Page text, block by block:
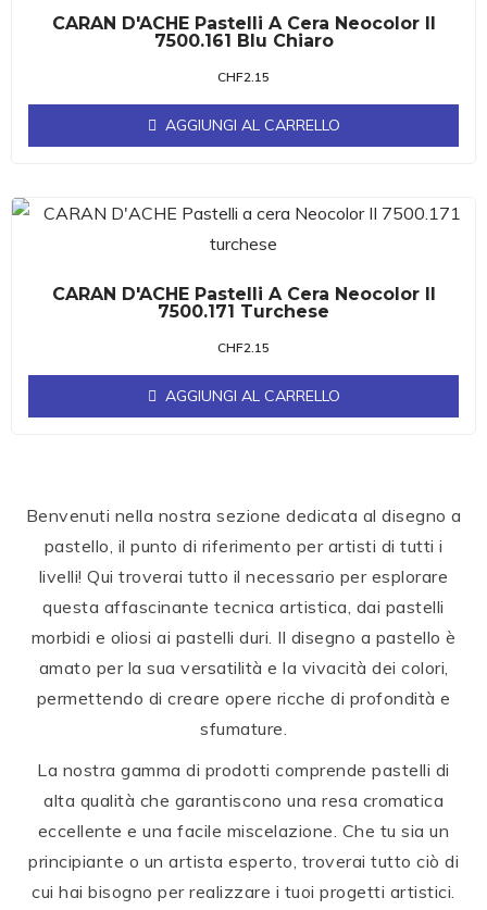
CARAN D'ACHE Pastelli A Cera Neocolor II
7500.161 Blu Chiaro
CHF2.15
AGGIUNGI AL CARRELLO
CARAN D'ACHE Pastelli A Cera Neocolor II
7500.171 Turchese
CHF2.15
AGGIUNGI AL CARRELLO
Benvenuti nella nostra sezione dedicata al disegno a
pastello, il punto di riferimento per artisti di tutti i
livelli! Qui troverai tutto il necessario per esplorare
questa affascinante tecnica artistica, dai pastelli
morbidi e oliosi ai pastelli duri. Il disegno a pastello è
amato per la sua versatilità e la vivacità dei colori,
permettendo di creare opere ricche di profondità e
sfumature.
La nostra gamma di prodotti comprende pastelli di
alta qualità che garantiscono una resa cromatica
eccellente e una facile miscelazione. Che tu sia un
principiante o un artista esperto, troverai tutto ciò di
cui hai bisogno per realizzare i tuoi progetti artistici.